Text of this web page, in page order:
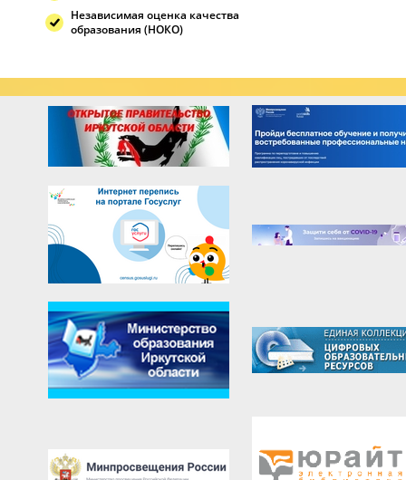
Независимая оценка качества
образования (НОКО)